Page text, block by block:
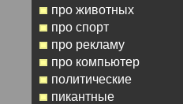
про животных
про спорт
про рекламу
про компьютер
политические
пикантные